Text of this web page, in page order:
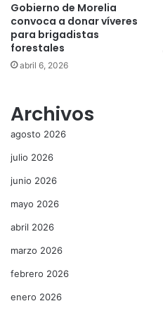
Gobierno de Morelia
convoca a donar víveres
para brigadistas
forestales
abril 6, 2026
Archivos
agosto 2026
julio 2026
junio 2026
mayo 2026
abril 2026
marzo 2026
febrero 2026
enero 2026